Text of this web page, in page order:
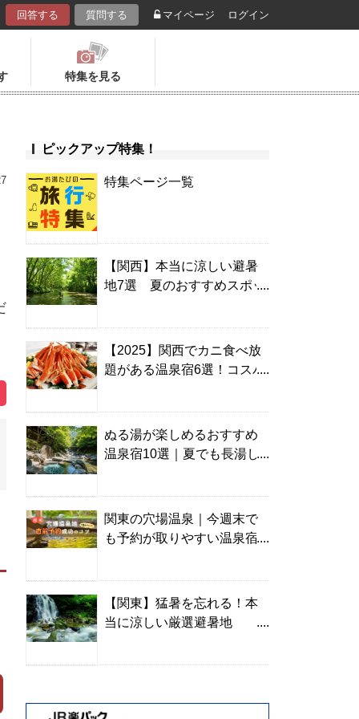
回答する 質問する マイページ ログイン
特集を見る
ピックアップ特集！
特集ページ一覧
【関西】本当に涼しい避暑
地7選 夏のおすすめスポッ
【2025】関西でカニ食べ放
題がある温泉宿6選！コスパ
ぬる湯が楽しめるおすすめ
温泉宿10選｜夏でも長湯し
関東の穴場温泉｜今週末で
も予約が取りやすい温泉宿
【関東】猛暑を忘れる！本
当に涼しい厳選避暑地